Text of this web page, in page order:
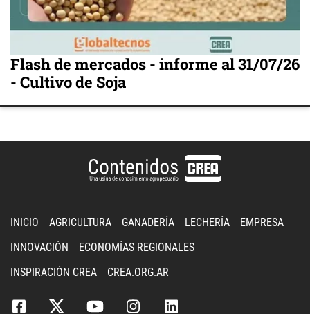
Flash de mercados - informe al 31/07/26
- Cultivo de Soja
INICIO AGRICULTURA GANADERÍA LECHERÍA
EMPRESA
INNOVACIÓN
ECONOMÍAS REGIONALES
INSPIRACIÓN CREA
CREA.ORG.AR